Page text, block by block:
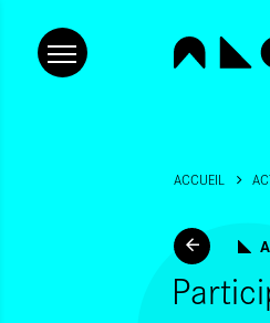
ACCUEIL